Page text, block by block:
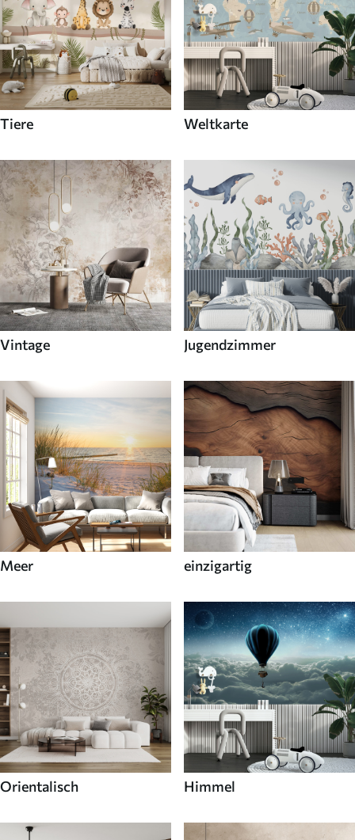
Tiere Weltkarte
Vintage Jugendzimmer
Meer einzigartig
Orientalisch Himmel